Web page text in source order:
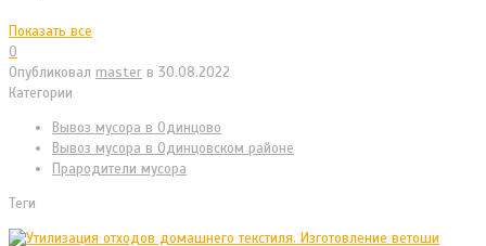
Показать все
0
Опубликовал master в 30.08.2022
Категории
Вывоз мусора в Одинцово
Вывоз мусора в Одинцовском районе
Прародители мусора
Теги